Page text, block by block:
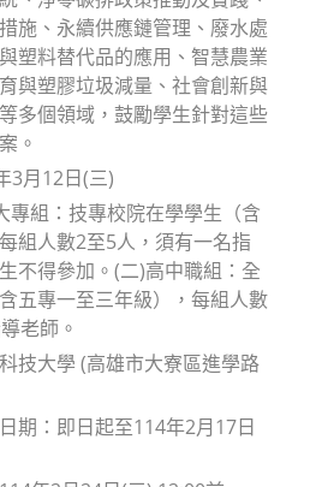
施、永續供應鏈管理、廢水處
塑料替代品的應用、智慧農業
與塑膠垃圾減量、社會創新與
多個領域，鼓勵學生針對這些
。
3月12日(三)
專組：技專校院在學學生（含
組人數2至5人，須有一名指
不得參加。(二)高中職組：全
五專一至三年級），每組人數
老師。
技大學 (高雄市大寮區進學路
期：即日起至114年2月17日